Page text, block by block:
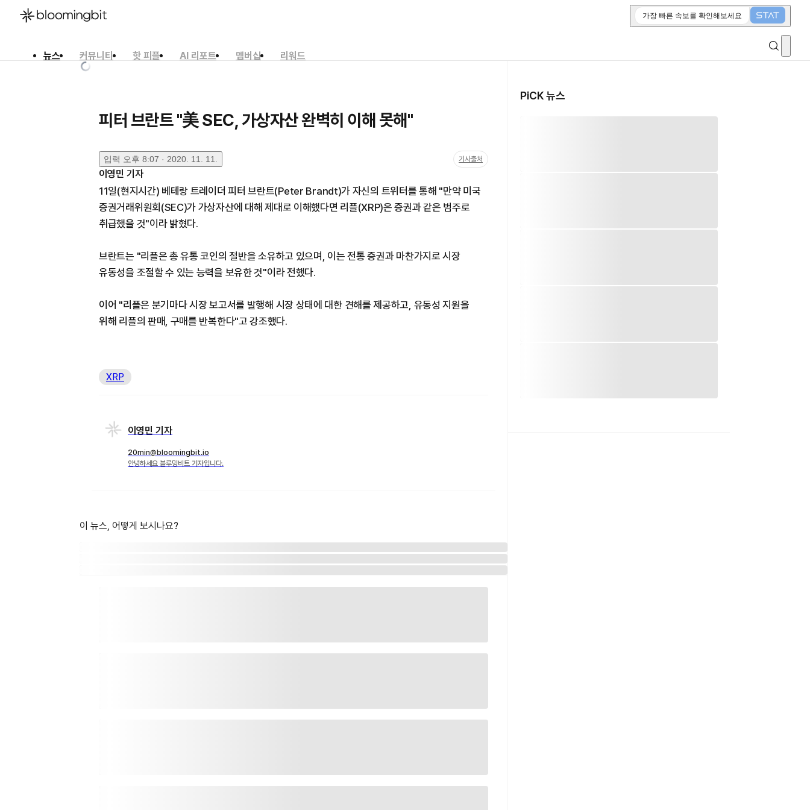
가장 빠른 속보를 확인해보세요
뉴스 커뮤니티 핫 피플 AI 리포트 멤버십
리워드
피터 브란트 "美 SEC, 가상자산 완벽히 이해 못해"
입력 오후 8:07 · 2020. 11. 11. 기사출처
이영민 기자
11일(현지시간) 베테랑 트레이더 피터 브란트(Peter Brandt)가 자신의 트위터를 통해 "만약 미국
증권거래위원회(SEC)가 가상자산에 대해 제대로 이해했다면 리플(XRP)은 증권과 같은 범주로
취급했을 것"이라 밝혔다.
브란트는 "리플은 총 유통 코인의 절반을 소유하고 있으며, 이는 전통 증권과 마찬가지로 시장
유동성을 조절할 수 있는 능력을 보유한 것"이라 전했다.
이어 "리플은 분기마다 시장 보고서를 발행해 시장 상태에 대한 견해를 제공하고, 유동성 지원을
위해 리플의 판매, 구매를 반복한다"고 강조했다.
XRP
이영민 기자
20min@bloomingbit.io
안녕하세요 블루밍비트 기자입니다.
이 뉴스, 어떻게 보시나요?
PiCK 뉴스